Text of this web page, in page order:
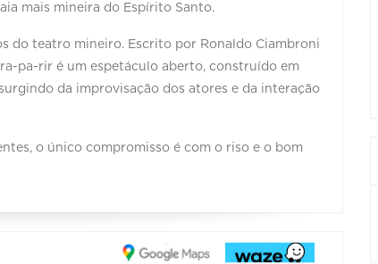
mais mineira do Espírito Santo.
do teatro mineiro. Escrito por Ronaldo Ciambroni
pa-rir é um espetáculo aberto, construído em
da improvisação dos atores e da interação
o único compromisso é com o riso e o bom